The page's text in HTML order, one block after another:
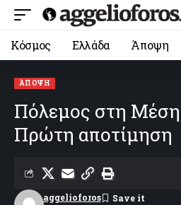
Κόσμος Ελλάδα Άποψη
ΆΠΟΨΗ
Πόλεμος στη
Πρώτη αποτίμηση
aggelioforos